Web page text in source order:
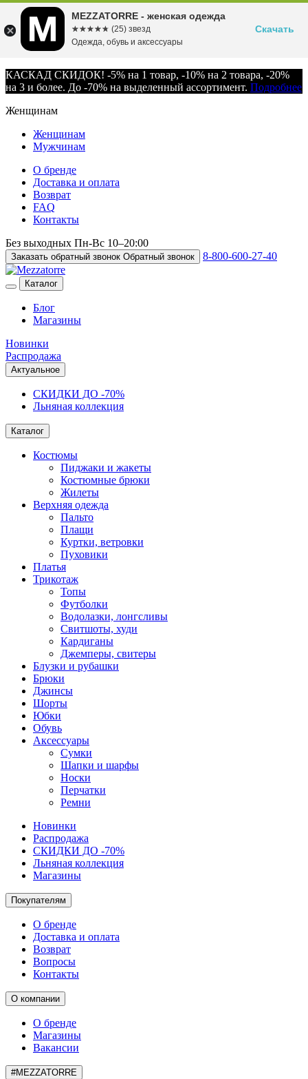
КАСКАД СКИДОК! -5% на 1 товар, -10% на 2 товара, -20%
на 3 и более. До -70% на выделенный ассортимент. Подробнее
Женщинам
Женщинам
Мужчинам
О бренде
Доставка и оплата
Возврат
FAQ
Контакты
Без выходных Пн-Вс 10–20:00
Заказать обратный звонок Обратный звонок 8-800-600-27-40
Каталог
Блог
Магазины
Новинки
Распродажа
Актуальное
СКИДКИ ДО -70%
Льняная коллекция
Каталог
Костюмы
Пиджаки и жакеты
Костюмные брюки
Жилеты
Верхняя одежда
Пальто
Плащи
Куртки, ветровки
Пуховики
Платья
Трикотаж
Топы
Футболки
Водолазки, лонгсливы
Свитшоты, худи
Кардиганы
Джемперы, свитеры
Блузки и рубашки
Брюки
Джинсы
Шорты
Юбки
Обувь
Аксессуары
Сумки
Шапки и шарфы
Носки
Перчатки
Ремни
Новинки
Распродажа
СКИДКИ ДО -70%
Льняная коллекция
Магазины
Покупателям
О бренде
Доставка и оплата
Возврат
Вопросы
Контакты
О компании
О бренде
Магазины
Вакансии
#MEZZATORRE
MEZZATORRE - женская одежда
☆☆☆☆☆
★★★★★ (25) звезд
Одежда, обувь и аксессуары
Скачать